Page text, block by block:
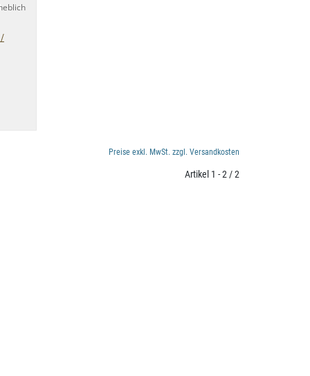
/
Preise exkl. MwSt. zzgl. Versandkosten
Artikel 1 - 2 / 2